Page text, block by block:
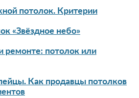
потолок. Критерии
«Звёздное небо»
ремонте: потолок или
Как продавцы потолков